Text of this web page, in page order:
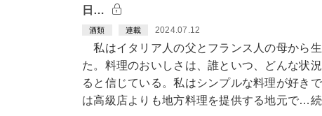
日…
酒類 連載 2024.07.12
私はイタリア人の父とフランス人の母から
た。料理のおいしさは、誰といつ、どんな状
ると信じている。私はシンプルな料理が好き
は高級店よりも地方料理を提供する地元で…